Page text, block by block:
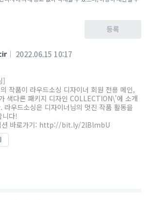
등록
2022.06.15 10:17
]
작품이 라우드소싱 디자이너 회원 전용 메인,
색다른 패키지 디자인 COLLECTION\'에 소개
라우드소싱은 디자이너님의 멋진 작품 활동을
니다!
션 바로가기: http://bit.ly/2lBlmbU